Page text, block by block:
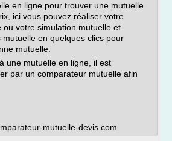
en ligne pour trouver une mutuelle
ici vous pouvez réaliser votre
ou votre simulation mutuelle et
mutuelle en quelques clics pour
mutuelle.
une mutuelle en ligne, il est
par un comparateur mutuelle afin
mutuelle-devis.com